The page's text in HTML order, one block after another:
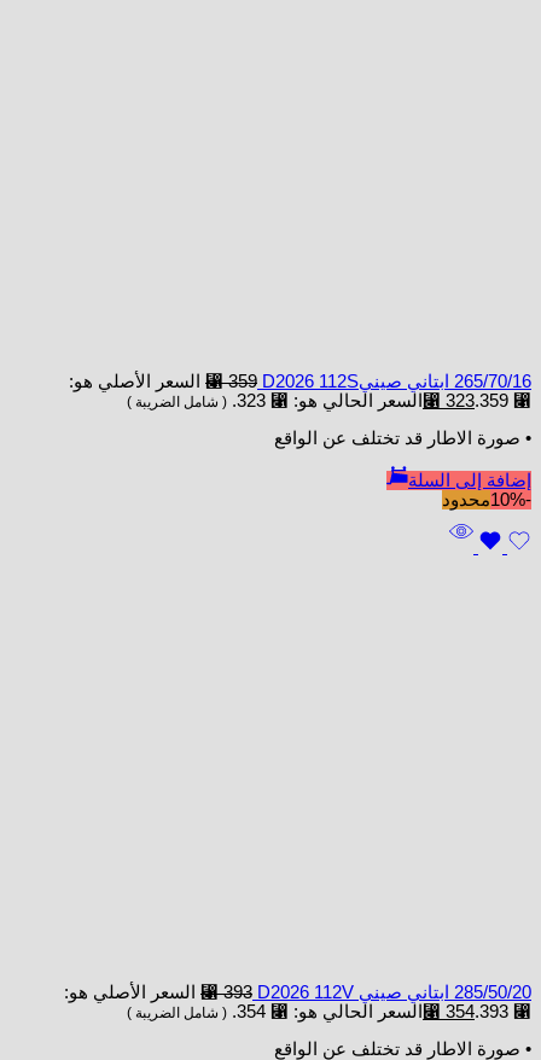
265/70/16 ابتاني صينيD2026 112S ⃁359
السعر الأصلي هو:
⃁ 359.
⃁ 323 السعر الحالي هو: ⃁ 323. ( شامل الضريبة )
• صورة الاطار قد تختلف عن الواقع
إضافة إلى السلة
-10%
محدود
285/50/20 ابتاني صيني D2026 112V ⃁393
السعر الأصلي هو:
⃁ 393.
⃁ 354 السعر الحالي هو: ⃁ 354. ( شامل الضريبة )
• صورة الاطار قد تختلف عن الواقع